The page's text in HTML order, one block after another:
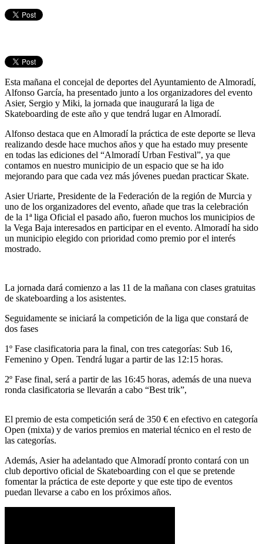
Esta mañana el concejal de deportes del Ayuntamiento de Almoradí,
Alfonso García, ha presentado junto a los organizadores del evento
Asier, Sergio y Miki, la jornada que inaugurará la liga de
Skateboarding de este año y que tendrá lugar en Almoradí.
Alfonso destaca que en Almoradí la práctica de este deporte se lleva
realizando desde hace muchos años y que ha estado muy presente
en todas las ediciones del “Almoradí Urban Festival”, ya que
contamos en nuestro municipio de un espacio que se ha ido
mejorando para que cada vez más jóvenes puedan practicar Skate.
Asier Uriarte, Presidente de la Federación de la región de Murcia y
uno de los organizadores del evento, añade que tras la celebración
de la 1ª liga Oficial el pasado año, fueron muchos los municipios de
la Vega Baja interesados en participar en el evento. Almoradí ha sido
un municipio elegido con prioridad como premio por el interés
mostrado.
La jornada dará comienzo a las 11 de la mañana con clases gratuitas
de skateboarding a los asistentes.
Seguidamente se iniciará la competición de la liga que constará de
dos fases
1º Fase clasificatoria para la final, con tres categorías: Sub 16,
Femenino y Open. Tendrá lugar a partir de las 12:15 horas.
2º Fase final, será a partir de las 16:45 horas, además de una nueva
ronda clasificatoria se llevarán a cabo “Best trik”,
El premio de esta competición será de 350 € en efectivo en categoría
Open (mixta) y de varios premios en material técnico en el resto de
las categorías.
Además, Asier ha adelantado que Almoradí pronto contará con un
club deportivo oficial de Skateboarding con el que se pretende
fomentar la práctica de este deporte y que este tipo de eventos
puedan llevarse a cabo en los próximos años.